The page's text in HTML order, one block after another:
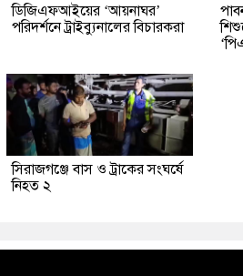
ডিজিএফআইয়ের ‘আয়নাঘর’
পরিদর্শনে ট্রাইব্যুনালের বিচারকরা
সিরাজগঞ্জে বাস ও ট্রাকের সংঘর্ষে
নিহত ২